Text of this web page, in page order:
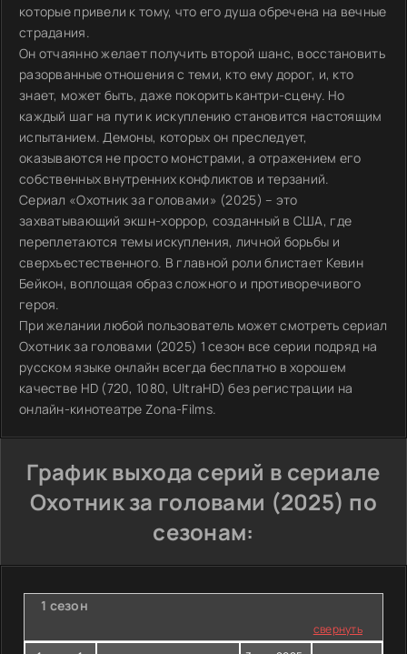
которые привели к тому, что его душа обречена на вечные
страдания.
Он отчаянно желает получить второй шанс, восстановить
разорванные отношения с теми, кто ему дорог, и, кто
знает, может быть, даже покорить кантри-сцену. Но
каждый шаг на пути к искуплению становится настоящим
испытанием. Демоны, которых он преследует,
оказываются не просто монстрами, а отражением его
собственных внутренних конфликтов и терзаний.
Сериал «Охотник за головами» (2025) – это
захватывающий экшн-хоррор, созданный в США, где
переплетаются темы искупления, личной борьбы и
сверхъестественного. В главной роли блистает Кевин
Бейкон, воплощая образ сложного и противоречивого
героя.
При желании любой пользователь может смотреть сериал
Охотник за головами (2025) 1 сезон все серии подряд на
русском языке онлайн всегда бесплатно в хорошем
качестве HD (720, 1080, UltraHD) без регистрации на
онлайн-кинотеатре Zona-Films.
График выхода серий в сериале
Охотник за головами (2025) по
сезонам:
1 сезон
свернуть